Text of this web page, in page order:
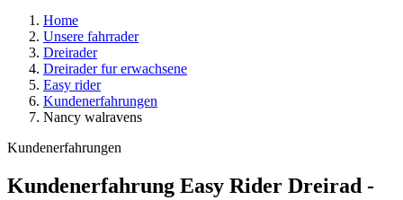
Home
Unsere fahrrader
Dreirader
Dreirader fur erwachsene
Easy rider
Kundenerfahrungen
Nancy walravens
Kundenerfahrungen
Kundenerfahrung Easy Rider Dreirad -